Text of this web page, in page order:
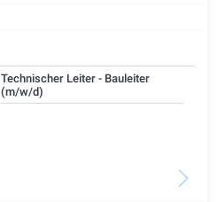
Technischer Leiter - Bauleiter
(m/w/d)